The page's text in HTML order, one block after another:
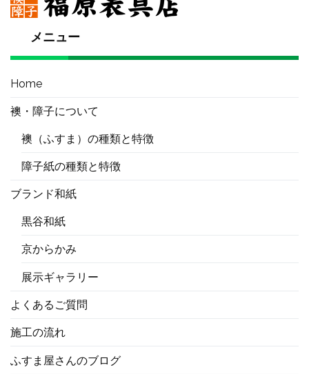
メニュー
Home
襖・障子について
襖（ふすま）の種類と特徴
障子紙の種類と特徴
ブランド和紙
黒谷和紙
京からかみ
展示ギャラリー
よくあるご質問
施工の流れ
ふすま屋さんのブログ